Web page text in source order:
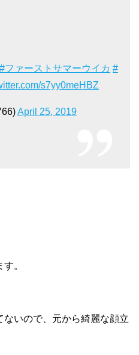
#ファーストサマーウイカ #
s7yy0meHBZ
April 25, 2019
。
いので、元から綺麗な顔立